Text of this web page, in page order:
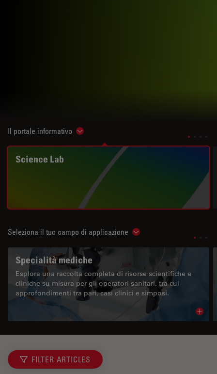
Il portale informativo Show subnavigation
Science Lab
Seleziona il tuo campo di applicazione Show subnavigation
Specialità mediche
Esplora una raccolta completa di risorse scientifiche e
cliniche su misura per gli operatori sanitari, tra cui
approfondimenti tra pari, casi clinici e simposi.
FILTER ARTICLES